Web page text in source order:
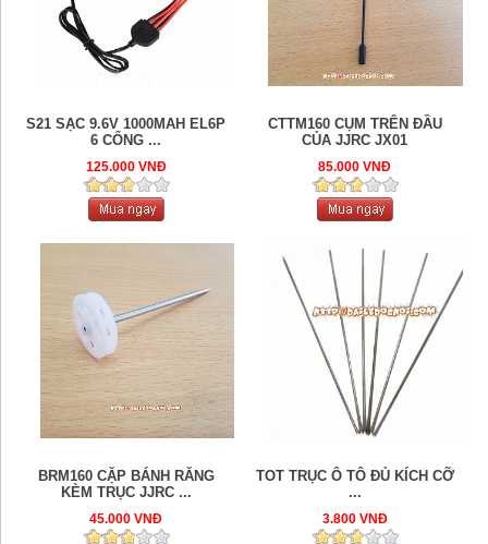
S21 SẠC 9.6V 1000MAH EL6P
6 CỔNG ...
125.000 VNĐ
CTTM160 CỤM TRÊN ĐẦU
CỦA JJRC JX01
85.000 VNĐ
BRM160 CẶP BÁNH RĂNG
KÈM TRỤC JJRC ...
45.000 VNĐ
TOT TRỤC Ô TÔ ĐỦ KÍCH CỠ
...
3.800 VNĐ